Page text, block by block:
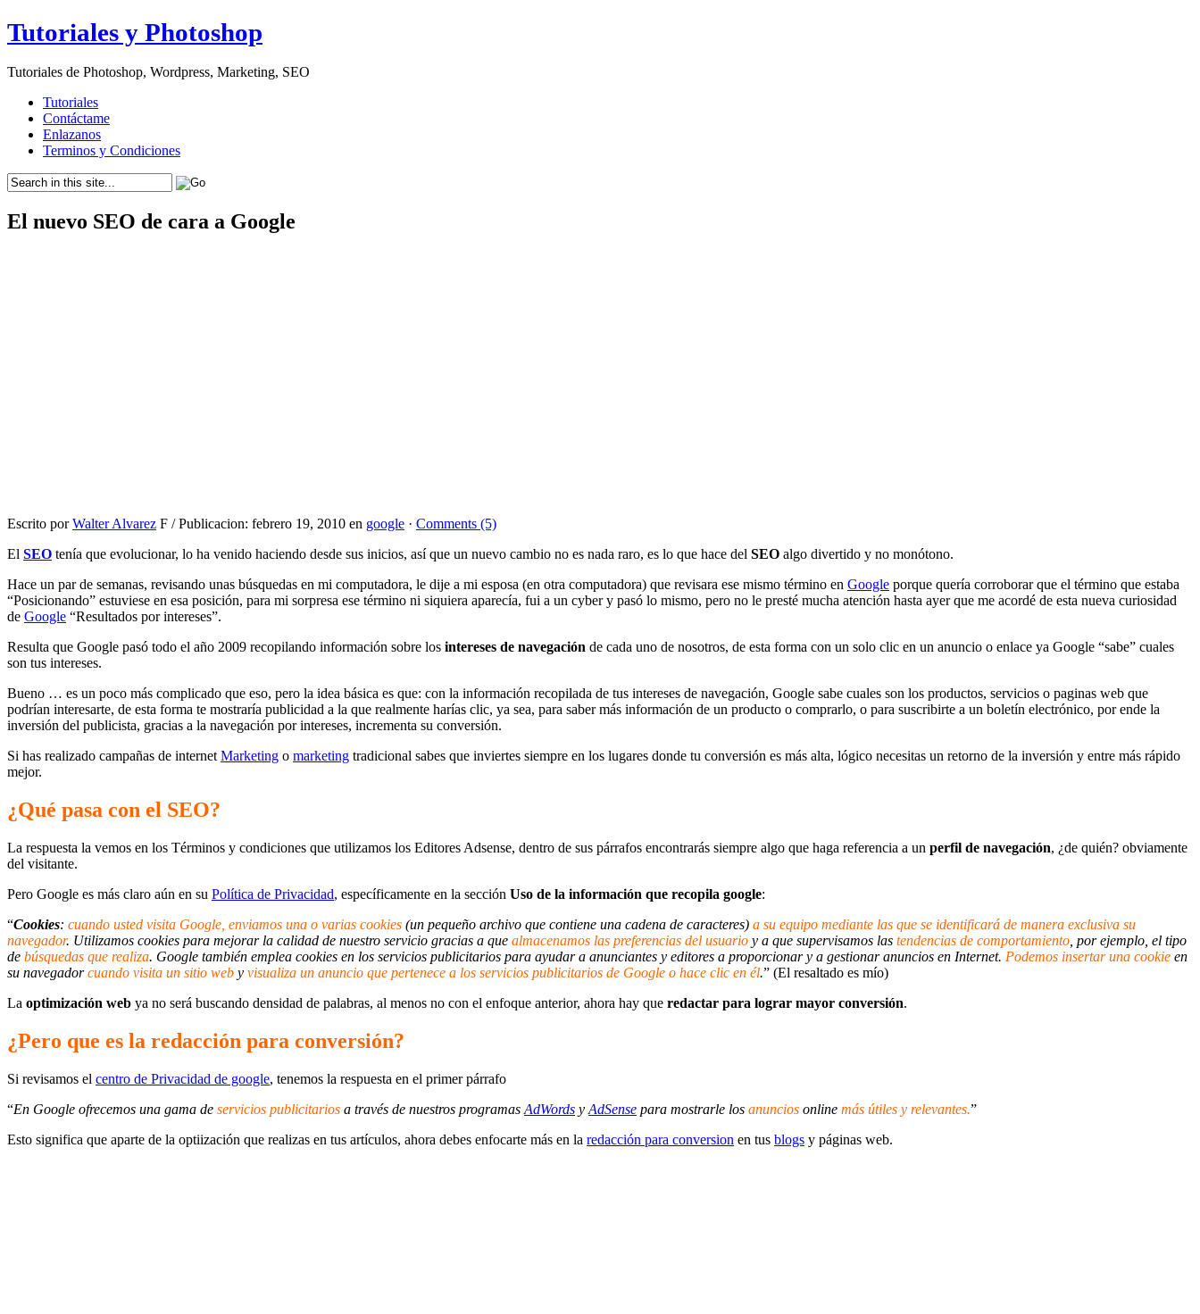
Tutoriales y Photoshop
Tutoriales de Photoshop, Wordpress, Marketing, SEO
Tutoriales
Contáctame
Enlazanos
Terminos y Condiciones
El nuevo SEO de cara a Google
Escrito porWalter Alvarez F / Publicacion: febrero 19, 2010 en google · Comments (5)
El SEO tenía que evolucionar, lo ha venido haciendo desde sus inicios, así que un nuevo cambio no es nada raro, es lo que hace del SEO algo divertido y no monótono.
Hace un par de semanas, revisando unas búsquedas en mi computadora, le dije a mi esposa (en otra computadora) que revisara ese mismo término en Google porque quería corroborar que el término que estaba
“Posicionando” estuviese en esa posición, para mi sorpresa ese término ni siquiera aparecía, fui a un cyber y pasó lo mismo, pero no le presté mucha atención hasta ayer que me acordé de esta nueva curiosidad
de Google “Resultados por intereses”.
Resulta que Google pasó todo el año 2009 recopilando información sobre los intereses de navegación de cada uno de nosotros, de esta forma con un solo clic en un anuncio o enlace ya Google “sabe” cuales
son tus intereses.
Bueno … es un poco más complicado que eso, pero la idea básica es que: con la información recopilada de tus intereses de navegación, Google sabe cuales son los productos, servicios o paginas web que
podrían interesarte, de esta forma te mostraría publicidad a la que realmente harías clic, ya sea, para saber más información de un producto o comprarlo, o para suscribirte a un boletín electrónico, por ende la
inversión del publicista, gracias a la navegación por intereses, incrementa su conversión.
Si has realizado campañas de internet Marketing o marketing tradicional sabes que inviertes siempre en los lugares donde tu conversión es más alta, lógico necesitas un retorno de la inversión y entre más rápido
mejor.
¿Qué pasa con el SEO?
La respuesta la vemos en los Términos y condiciones que utilizamos los Editores Adsense, dentro de sus párrafos encontrarás siempre algo que haga referencia a un perfil de navegación, ¿de quién? obviamente
del visitante.
Pero Google es más claro aún en su Política de Privacidad, específicamente en la sección Uso de la información que recopila google:
“Cookies: cuando usted visita Google, enviamos una o varias cookies (un pequeño archivo que contiene una cadena de caracteres) a su equipo mediante las que se identificará de manera exclusiva su
navegador. Utilizamos cookies para mejorar la calidad de nuestro servicio gracias a que almacenamos las preferencias del usuario y a que supervisamos las tendencias de comportamiento , por ejemplo, el tipo
de búsquedas que realiza. Google también emplea cookies en los servicios publicitarios para ayudar a anunciantes y editores a proporcionar y a gestionar anuncios en Internet. Podemos insertar una cookie en
su navegadorcuando visita un sitio web y visualiza un anuncio que pertenece a los servicios publicitarios de Google o hace clic en él.” (El resaltado es mío)
La optimización web ya no será buscando densidad de palabras, al menos no con el enfoque anterior, ahora hay que redactar para lograr mayor conversión.
¿Pero que es la redacción para conversión?
Si revisamos el centro de Privacidad de google, tenemos la respuesta en el primer párrafo
“En Google ofrecemos una gama de servicios publicitarios a través de nuestros programas AdWords y AdSense para mostrarle los anuncios online más útiles y relevantes.”
Esto significa que aparte de la optiización que realizas en tus artículos, ahora debes enfocarte más en la redacción para conversion en tus blogs y páginas web.